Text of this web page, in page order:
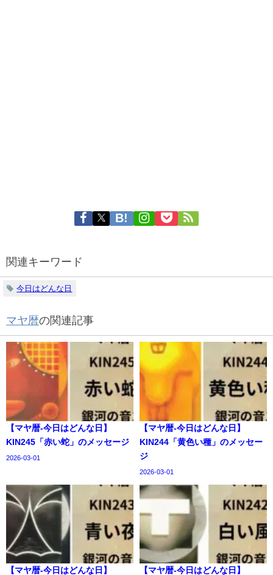
関連キーワード
今日はどんな日
マヤ暦の関連記事
【マヤ暦-今日はどんな日】
KIN245「赤い蛇」のメッセージ
2026-03-01
【マヤ暦-今日はどんな日】
KIN244「黄色い種」のメッセー
ジ
2026-03-01
【マヤ暦-今日はどんな日】
【マヤ暦-今日はどんな日】